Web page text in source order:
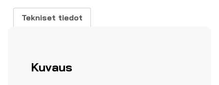
Tekniset tiedot
Kuvaus